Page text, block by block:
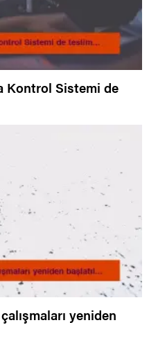
Kontrol Sistemi de
yeniden